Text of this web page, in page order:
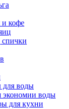
и кофе
спички
для воды
экономии воды
для кухни